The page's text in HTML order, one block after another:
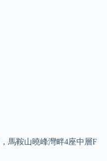
馬鞍山曉峰灣畔4座中層F